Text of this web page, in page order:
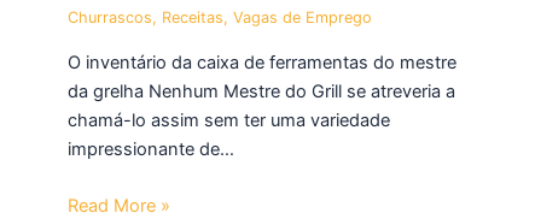
Churrascos, Receitas,Vagas de Emprego
O inventário da caixa de ferramentas do mestre
da grelha Nenhum Mestre do Grill se atreveria a
chamá-lo assim sem ter uma variedade
impressionante de…
Read More »